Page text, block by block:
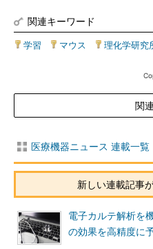
関連キーワード
学習 マウス 理化学研究
関
医療機器ニュース 連載一覧
新しい連載記事
電子カルテ解析を
の効果を高精度に